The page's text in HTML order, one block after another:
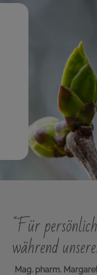
"Für
während
Mag. pharm.